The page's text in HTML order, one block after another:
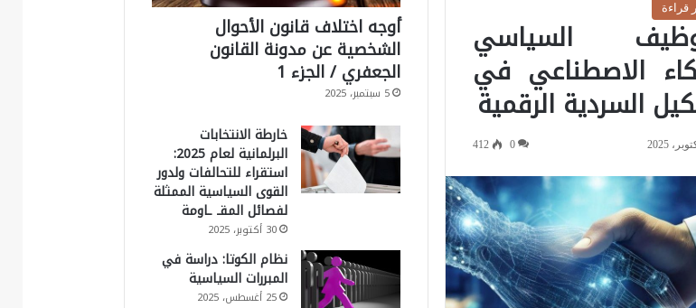
قراءة
السياسي
الاصطناعي في
السردية الرقمية
0
412
أوجه اختلاف قانون الأحوال
الشخصية عن مدونة القانون
الجعفري / الجزء 1
5 سبتمبر، 2025
خارطة الانتخابات
البرلمانية لعام 2025:
استقراء للتحالفات ولدور
القوى السياسية الممثلة
لفصائل المقـ ـاومة
30 أكتوبر، 2025
نظام الكوتا: دراسة في
المبررات السياسية
25 أغسطس، 2025